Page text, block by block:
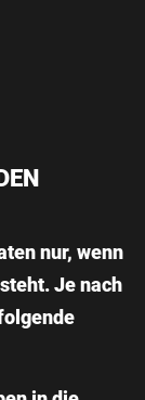
nur, wenn
Je nach